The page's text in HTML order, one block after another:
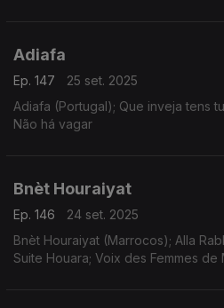
Adiafa
Ep. 147
25 set. 2025
Adiafa (Portugal); Que inveja tens
Não há vagar
Bnèt Houraiyat
Ep. 146
24 set. 2025
Bnèt Houraiyat (Marrocos); Alla
Suite Houara; Voix des Femmes de